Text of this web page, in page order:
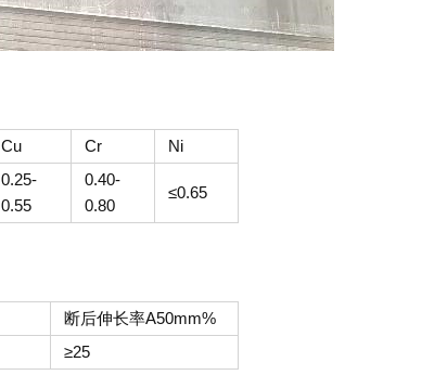
Cu Cr Ni
0.25-
0.55
0.40-
0.80
≤0.65
断后伸长率A50mm%
≥25